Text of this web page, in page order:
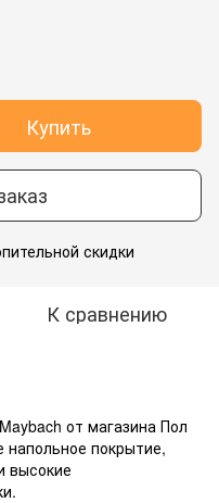
Купить
скидки
К сравнению
от магазина Пол
напольное покрытие,
высокие